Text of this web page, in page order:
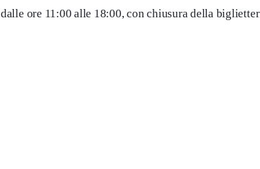
dalle ore 11:00 alle 18:00, con chiusura della